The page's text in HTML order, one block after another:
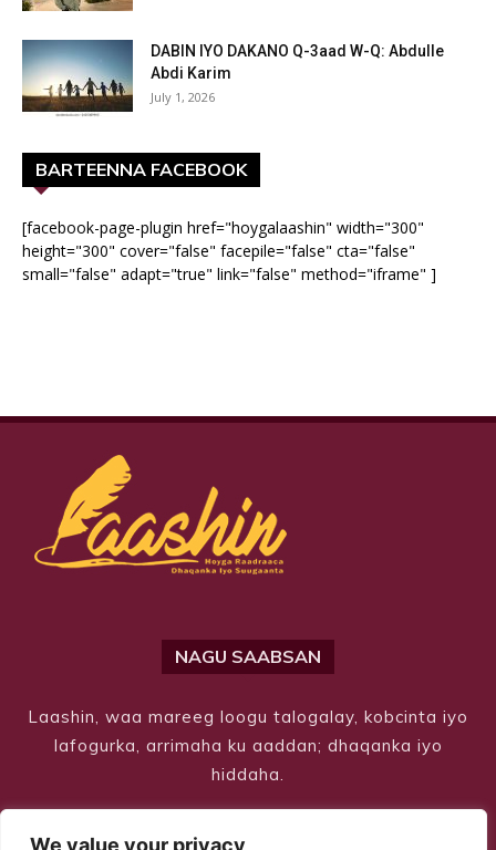
We value your privacy
DABIN IYO DAKANO Q-3aad W-Q: Abdulle
Abdi Karim
July 1, 2026
BARTEENNA FACEBOOK
[facebook-page-plugin href="hoygalaashin" width="300"
height="300" cover="false" facepile="false" cta="false"
small="false" adapt="true" link="false" method="iframe" ]
NAGU SAABSAN
Laashin, waa mareeg loogu talogalay, kobcinta iyo
lafogurka, arrimaha ku aaddan; dhaqanka iyo
hiddaha.